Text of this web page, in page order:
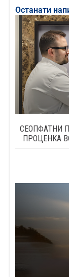
Останати
СЕОПФАТНИ
ПРОЦЕНКА